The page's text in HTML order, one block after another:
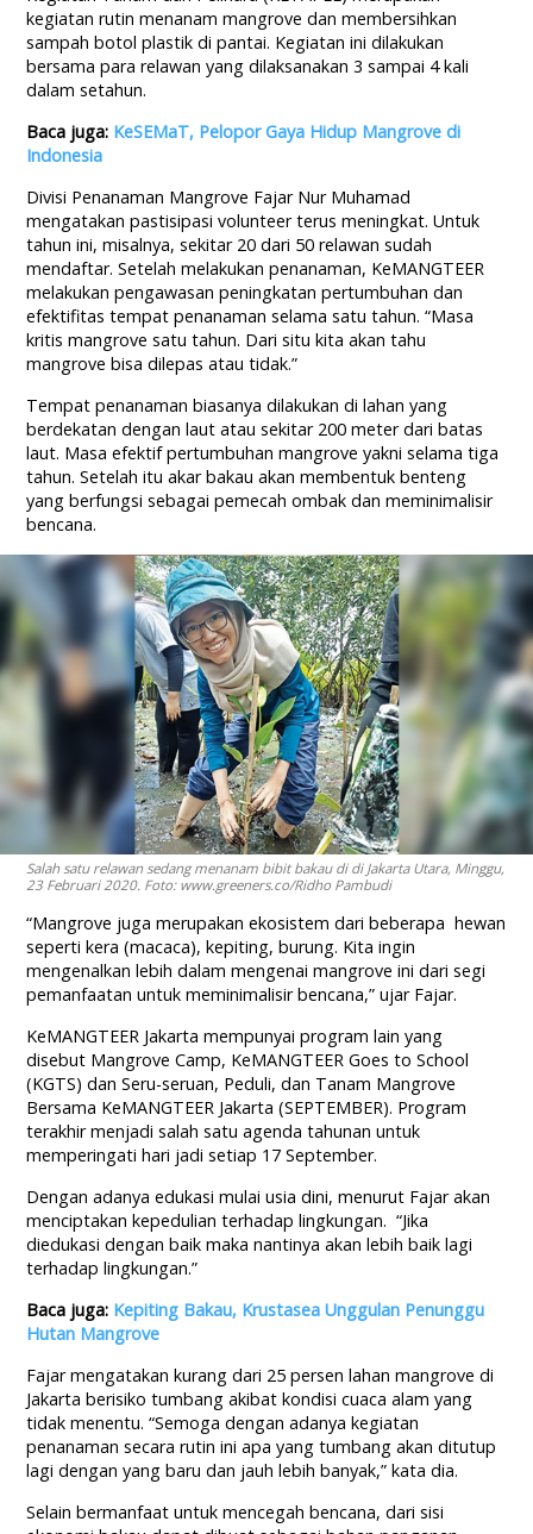
kegiatan rutin menanam mangrove dan membersihkan
sampah botol plastik di pantai. Kegiatan ini dilakukan
bersama para relawan yang dilaksanakan 3 sampai 4 kali
dalam setahun.
Baca juga: KeSEMaT, Pelopor Gaya Hidup Mangrove di
Indonesia
Divisi Penanaman Mangrove Fajar Nur Muhamad
mengatakan pastisipasi volunteer terus meningkat. Untuk
tahun ini, misalnya, sekitar 20 dari 50 relawan sudah
mendaftar. Setelah melakukan penanaman, KeMANGTEER
melakukan pengawasan peningkatan pertumbuhan dan
efektifitas tempat penanaman selama satu tahun. “Masa
kritis mangrove satu tahun. Dari situ kita akan tahu
mangrove bisa dilepas atau tidak.”
Tempat penanaman biasanya dilakukan di lahan yang
berdekatan dengan laut atau sekitar 200 meter dari batas
laut. Masa efektif pertumbuhan mangrove yakni selama tiga
tahun. Setelah itu akar bakau akan membentuk benteng
yang berfungsi sebagai pemecah ombak dan meminimalisir
bencana.
Salah satu relawan sedang menanam bibit bakau di di Jakarta Utara, Minggu,
23 Februari 2020. Foto: www.greeners.co/Ridho Pambudi
“Mangrove juga merupakan ekosistem dari beberapa hewan
seperti kera (macaca), kepiting, burung. Kita ingin
mengenalkan lebih dalam mengenai mangrove ini dari segi
pemanfaatan untuk meminimalisir bencana,” ujar Fajar.
KeMANGTEER Jakarta mempunyai program lain yang
disebut Mangrove Camp, KeMANGTEER Goes to School
(KGTS) dan Seru-seruan, Peduli, dan Tanam Mangrove
Bersama KeMANGTEER Jakarta (SEPTEMBER). Program
terakhir menjadi salah satu agenda tahunan untuk
memperingati hari jadi setiap 17 September.
Dengan adanya edukasi mulai usia dini, menurut Fajar akan
menciptakan kepedulian terhadap lingkungan. “Jika
diedukasi dengan baik maka nantinya akan lebih baik lagi
terhadap lingkungan.”
Baca juga: Kepiting Bakau, Krustasea Unggulan Penunggu
Hutan Mangrove
Fajar mengatakan kurang dari 25 persen lahan mangrove di
Jakarta berisiko tumbang akibat kondisi cuaca alam yang
tidak menentu. “Semoga dengan adanya kegiatan
penanaman secara rutin ini apa yang tumbang akan ditutup
lagi dengan yang baru dan jauh lebih banyak,” kata dia.
Selain bermanfaat untuk mencegah bencana, dari sisi